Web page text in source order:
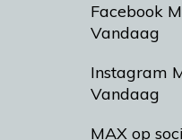
Facebook
Vandaag
Instagram
Vandaag
MAX op